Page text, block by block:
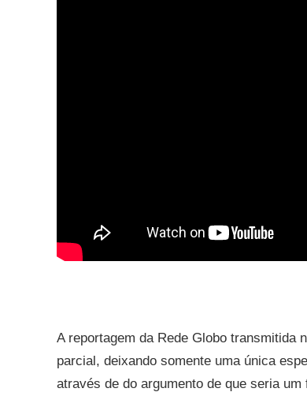
A reportagem da Rede Globo transmitida
parcial, deixando somente uma única
através de do argumento de que seria